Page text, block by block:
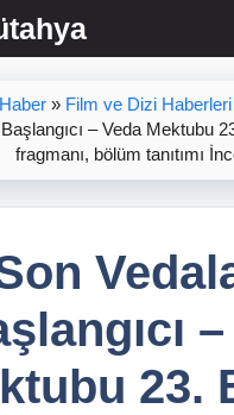
Haber » Film ve Dizi Haberleri
– Veda Mektubu
fragmanı, bölüm tanıtımı
23.